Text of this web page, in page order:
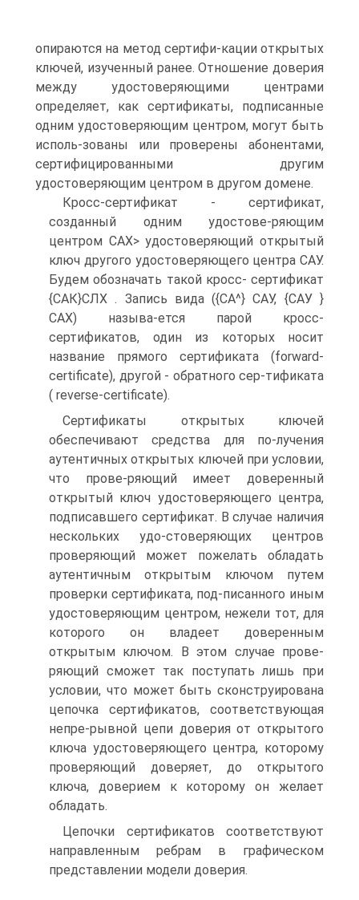
опираются на метод сертифи-кации открытых
ключей, изученный ранее. Отношение доверия
между удостоверяющими центрами
определяет, как сертификаты, подписанные
одним удостоверяющим центром, могут быть
исполь-зованы или проверены абонентами,
сертифицированными другим
удостоверяющим центром в другом домене.
Кросс-сертификат - сертификат,
созданный одним удостове-ряющим
центром САХ> удостоверяющий открытый
ключ другого удостоверяющего центра САУ.
Будем обозначать такой кросс- сертификат
{САК}СЛХ . Запись вида ({СА^} САУ, {САУ }
САХ) называ-ется парой кросс-
сертификатов, один из которых носит
название прямого сертификата (forward-
certificate), другой - обратного сер-тификата
( reverse-certificate).
Сертификаты открытых ключей
обеспечивают средства для по-лучения
аутентичных открытых ключей при условии,
что прове-ряющий имеет доверенный
открытый ключ удостоверяющего центра,
подписавшего сертификат. В случае наличия
нескольких удо-стоверяющих центров
проверяющий может пожелать обладать
аутентичным открытым ключом путем
проверки сертификата, под-писанного иным
удостоверяющим центром, нежели тот, для
которого он владеет доверенным
открытым ключом. В этом случае прове-
ряющий сможет так поступать лишь при
условии, что может быть сконструирована
цепочка сертификатов, соответствующая
непре-рывной цепи доверия от открытого
ключа удостоверяющего центра, которому
проверяющий доверяет, до открытого
ключа, доверием к которому он желает
обладать.
Цепочки сертификатов соответствуют
направленным ребрам в графическом
представлении модели доверия.